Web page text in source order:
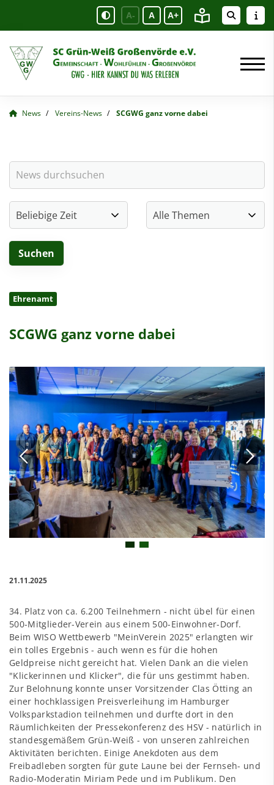
A- A A+
News Vereins-News SCGWG ganz vorne dabei
Ehrenamt
SCGWG ganz vorne dabei
21.11.2025
34. Platz von ca. 6.200 Teilnehmern - nicht übel für einen
500-Mitglieder-Verein aus einem 500-Einwohner-Dorf.
Beim WISO Wettbewerb "MeinVerein 2025" erlangten wir
ein tolles Ergebnis - auch wenn es für die hohen
Geldpreise nicht gereicht hat. Vielen Dank an die vielen
"Klickerinnen und Klicker", die für uns gestimmt haben.
Zur Belohnung konnte unser Vorsitzender Clas Ötting an
einer hochklassigen Preisverleihung im Hamburger
Volksparkstadion teilnehmen und durfte dort in den
Räumlichkeiten der Pressekonferenz des HSV - natürlich in
standesgemäßem Grün-Weiß - von unseren zahlreichen
Aktivitäten berichten. Einige Anekdoten aus dem
Freibadleben sorgten für gute Laune bei der Fernseh- und
Radio-Moderatin Miriam Pede und im Publikum. Den